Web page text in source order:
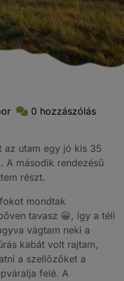
0 hozzászólás
az utam egy jó kis 35
A második rendezésű
részt.
mondtak
tavasz 😀, így a téli
vágtam neki a
kabát volt rajtam,
a szellőzőket a
felé. A